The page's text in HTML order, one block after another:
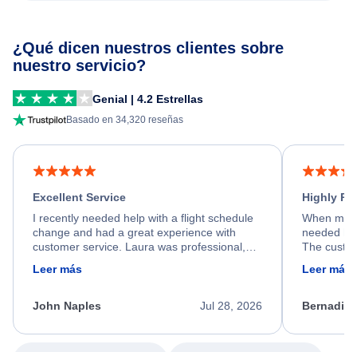
¿Qué dicen nuestros clientes sobre
nuestro servicio?
Genial | 4.2 Estrellas
Basado en 34,320 reseñas
Excellent Service
I recently needed help with a flight schedule
change and had a great experience with
customer service. Laura was professional,
friendly, and very helpful throughout the
process. She quickly found a solution and
appreciate her excellent service.
Leer más
Jul 28, 2026
John Naples
Highly
When my
needed
The
calm,
my issue.
Leer más